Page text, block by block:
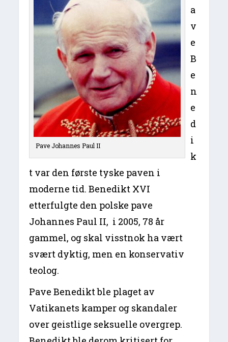
Pave Johannes Paul II
a
v
e
B
e
n
e
d
i
k
t var den første tyske paven i
moderne tid. Benedikt XVI
etterfulgte den polske pave
Johannes Paul II, i 2005, 78 år
gammel, og skal visstnok ha vært
svært dyktig, men en konservativ
teolog.
Pave Benedikt ble plaget av
Vatikanets kamper og skandaler
over geistlige seksuelle overgrep.